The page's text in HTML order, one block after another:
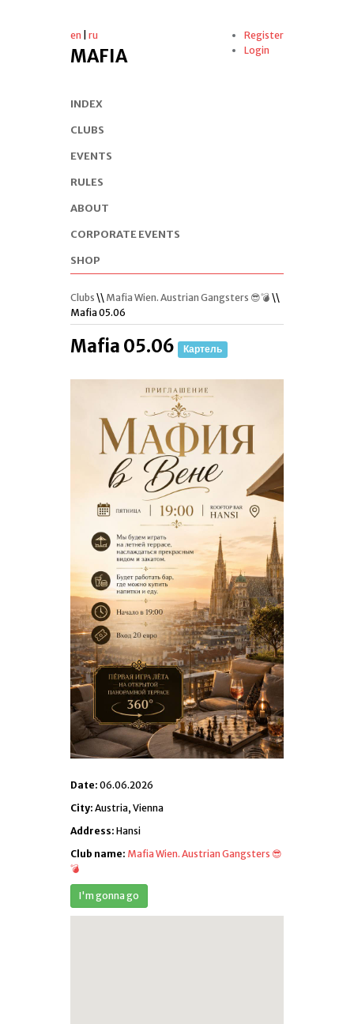
en ru
MAFIA
Register
Login
INDEX
CLUBS
EVENTS
RULES
ABOUT
CORPORATE EVENTS
SHOP
Clubs \\ Mafia Wien. Austrian Gangsters 😎💣 \\
Mafia 05.06
Mafia 05.06 Картель
Date: 06.06.2026
City: Austria, Vienna
Address: Hansi
Club name: Mafia Wien. Austrian Gangsters 😎
💣